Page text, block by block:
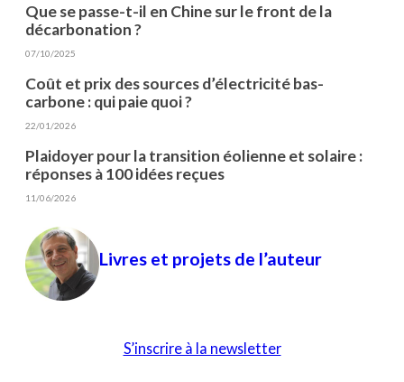
Que se passe-t-il en Chine sur le front de la
décarbonation ?
07/10/2025
Coût et prix des sources d’électricité bas-
carbone : qui paie quoi ?
22/01/2026
Plaidoyer pour la transition éolienne et solaire :
réponses à 100 idées reçues
11/06/2026
Livres et projets de l’auteur
S’inscrire à la newsletter